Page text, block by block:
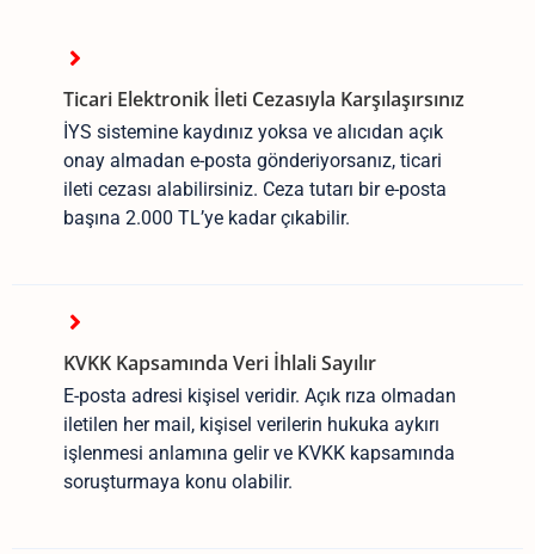
Ticari Elektronik İleti Cezasıyla Karşılaşırsınız
İYS sistemine kaydınız yoksa ve alıcıdan açık
onay almadan e-posta gönderiyorsanız, ticari
ileti cezası alabilirsiniz. Ceza tutarı bir e-posta
başına 2.000 TL’ye kadar çıkabilir.
KVKK Kapsamında Veri İhlali Sayılır
E-posta adresi kişisel veridir. Açık rıza olmadan
iletilen her mail, kişisel verilerin hukuka aykırı
işlenmesi anlamına gelir ve KVKK kapsamında
soruşturmaya konu olabilir.